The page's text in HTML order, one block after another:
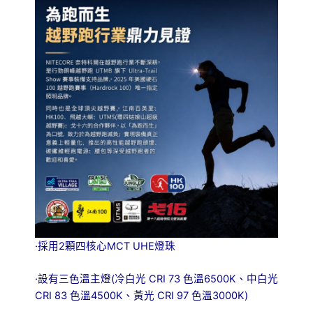
·採用2顆四核心MCT UHE燈珠
·設有三色溫主燈(冷白光 CRI 73 色溫6500K、中白光
CRI 83 色溫4500K、黃光 CRI 97 色溫3000K)